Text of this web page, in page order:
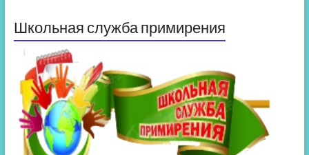
Школьная служба примирения